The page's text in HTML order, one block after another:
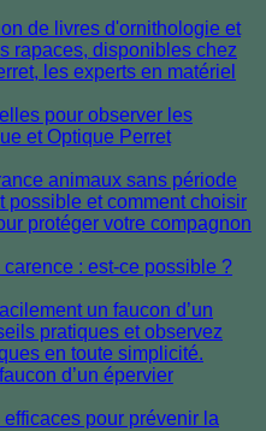
pour observer les
et Optique Perret
: est-ce possible ?
d’un épervier